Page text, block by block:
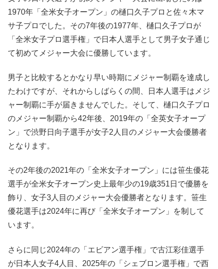
1970年「全米女子オープン」の樋口久子プロと佐々木マ
サ子プロでした。その7年後の1977年、樋口久子プロが
「全米女子プロ選手権」で日本人選手として男子女子通じ
て初めてメジャー大会に優勝しています。
男子と比較するとかなり早い時期にメジャー制覇を達成し
たわけですが、それからしばらくの間、日本人選手はメジ
ャー制覇に手が届きませんでした。そして、樋口久子プロ
のメジャー制覇から42年後、2019年の「全英女子オープ
ン」で渋野日向子選手が女子2人目のメジャー大会優勝者
となります。
その2年後の2021年の「全米女子オープン」には笹生優花
選手が全米女子オープン史上最年少の19歳351日で優勝を
飾り、女子3人目のメジャー大会優勝者となります。笹生
優花選手は2024年に再び「全米女子オープン」を制して
います。
さらに同じ2024年の「エビアン選手権」で古江彩佳選手
が日本人女子4人目、2025年の「シェブロン選手権」で西